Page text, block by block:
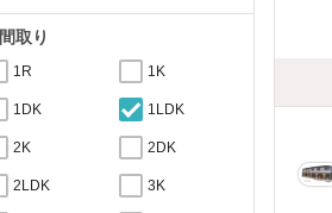
間取り
1R 1K
1DK 1LDK
2K 2DK
2LDK 3K